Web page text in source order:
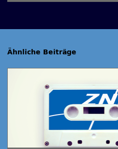
Ähnliche Beiträge